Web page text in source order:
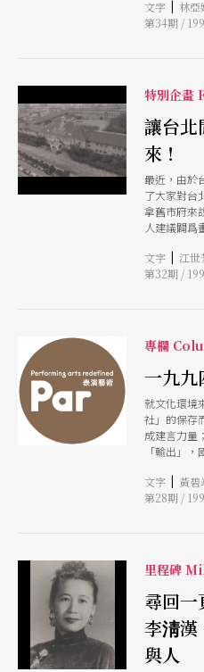
文字 | 林亞
第34期 /
特別企畫
讓台北
來！
最近，由於
了大家對台
拿舊市府來
人建議闢爲
原地復校。
抬頭是不爭
文字 | 江世
第32期 /
專欄
一九九
就文化環境
社」的保存
成建言力量
「輸出」
性的活力，
氣」還敎人
文字 | 黃碧
第28期 /
里程碑
尋回一
李淸漢
與人